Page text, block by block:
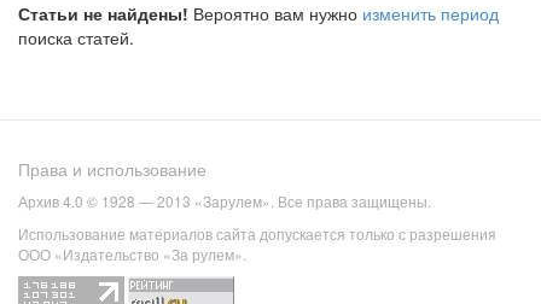
Статьи не найдены! Вероятно вам нужно изменить период
поиска статей.
Права и использование
Архив 4.0 © 1928 — 2013 «Зарулем». Все права защищены.
Использование материалов сайта допускается только с разрешения
ООО «Издательство «За рулем».